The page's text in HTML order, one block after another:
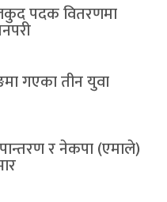
पदक वितरणमा
गएका तीन युवा
र नेकपा (एमाले)